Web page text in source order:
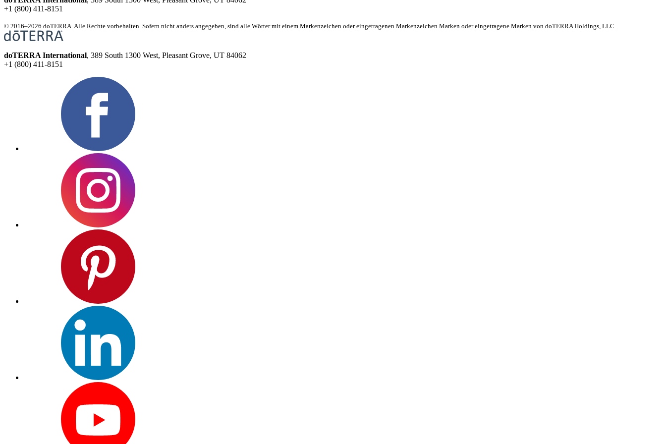
+1 (800) 411-8151
© 2016–2026 doTERRA. Alle Rechte vorbehalten. Sofern nicht anders angegeben, sind alle Wörter mit einem Markenzeichen oder eingetragenen Markenzeichen Marken oder eingetragene Marken von doTERRA Holdings, LLC.
doTERRA International, 389 South 1300 West, Pleasant Grove, UT 84062
+1 (800) 411-8151